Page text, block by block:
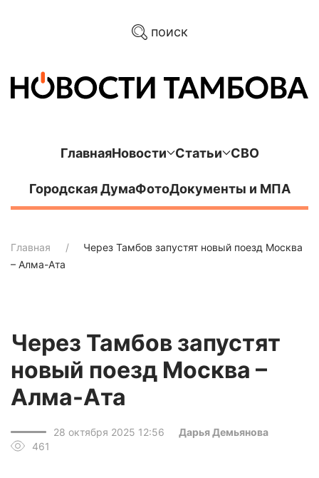
поиск
ГлавнаяНовости Статьи СВО
Городская ДумаФотоДокументы и МПА
Главная
Через Тамбов запустят новый поезд Москва
– Алма-Ата
Через Тамбов запустят
новый поезд Москва –
Алма-Ата
28 октября 2025 12:56
Дарья Демьянова
461